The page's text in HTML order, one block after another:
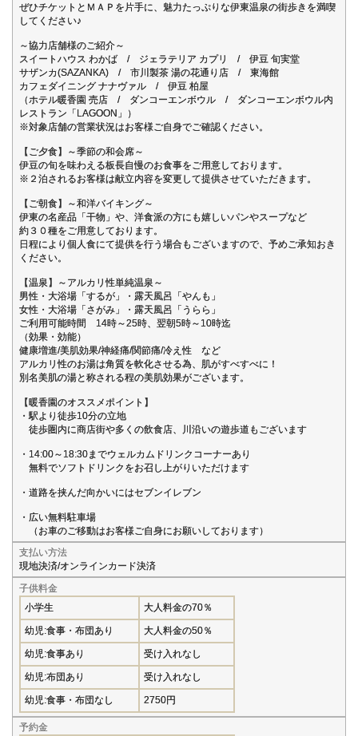
ぜひチケットとＭＡＰを片手に、魅力たっぷりな伊東温泉の街歩きを満喫
してください♪
～協力店舗様のご紹介～
スイートハウス わかば / ジェラテリア カプリ / 伊豆 旬実堂
サザンカ(SAZANKA) / 市川製茶 湯の花通り店 / 東海館
カフェダイニング ナナヴァル / 伊豆 柏屋
（ホテル暖香園 売店 / ダンコーエンボウル / ダンコーエンボウル内
レストラン「LAGOON」）
※対象店舗の営業状況はお客様ご自身でご確認ください。
【ご夕食】～季節の和会席～
伊豆の旬を味わえる板長自慢のお食事をご用意しております。
※２泊されるお客様は献立内容を変更して提供させていただきます。
【ご朝食】～和洋バイキング～
伊東の名産品「干物」や、洋食派の方にも嬉しいパンやスープなど
約３０種をご用意しております。
日程により個人食にて提供を行う場合もございますので、予めご承知おき
ください。
【温泉】～アルカリ性単純温泉～
男性・大浴場「するが」・露天風呂「やんも」
女性・大浴場「さがみ」・露天風呂「うらら」
ご利用可能時間 14時～25時、翌朝5時～10時迄
（効果・効能）
健康増進/美肌効果/神経痛/関節痛/冷え性 など
アルカリ性のお湯は角質を軟化させる為、肌がすべすべに！
別名美肌の湯と称される程の美肌効果がございます。
【暖香園のオススメポイント】
・駅より徒歩10分の立地
徒歩圏内に商店街や多くの飲食店、川沿いの遊歩道もございます
・14:00～18:30までウェルカムドリンクコーナーあり
無料でソフトドリンクをお召し上がりいただけます
・道路を挟んだ向かいにはセブンイレブン
・広い無料駐車場
（お車のご移動はお客様ご自身にお願いしております）
支払い方法
現地決済/オンラインカード決済
子供料金
小学生
大人料金の70％
幼児:食事・布団あり 大人料金の50％
幼児:食事あり 受け入れなし
幼児:布団あり 受け入れなし
幼児:食事・布団なし 2750円
予約金